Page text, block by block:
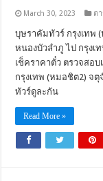
March 30, 2023 ต
บุษราคัมทัวร์ กรุงเทพ
หนองบัวลำภู ไป กรุงเ
เช็คราคาตั๋ว ตรวจสอ
กรุงเทพ (หมอชิต2) จ
ทัวร์ดูละกัน
Read More »